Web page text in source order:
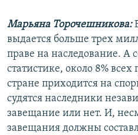
Марьяна Торочешникова:
выдается больше трех
праве на наследование. А
статистике, около 8%
стране приходится на
судятся наследники
завещание или нет. И,
завещания должны